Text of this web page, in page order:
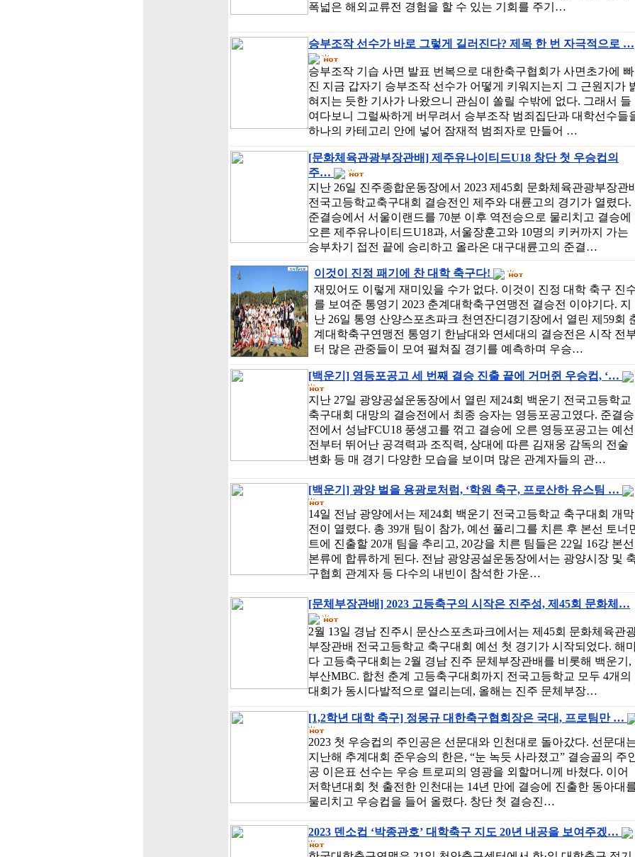
폭넓은 해외교류전 경험을 할 수 있는 기회를 주기…
승부조작 선수가 바로 그렇게 길러진다? 제목 한 번 자극적으로 …
승부조작 기습 사면 발표 번복으로 대한축구협회가 사면초가에 빠
진 지금 갑자기 승부조작 선수가 어떻게 키워지는지 그 근원지가
혀지는 듯한 기사가 나왔으니 관심이 쏠릴 수밖에 없다. 그래서 들
여다보니 그럴싸하게 버무려서 승부조작 범죄집단과 대학선수들
하나의 카테고리 안에 넣어 잠재적 범죄자로 만들어 …
[문화체육관광부장관배] 제주유나이티드U18 창단 첫 우승컵의
주…
지난 26일 진주종합운동장에서 2023 제45회 문화체육관광부장관
전국고등학교축구대회 결승전인 제주와 대륜고의 경기가 열렸다.
준결승에서 서울이랜드를 70분 이후 역전승으로 물리치고 결승에
오른 제주유나이티드U18과, 서울장훈고와 10명의 키커까지 가는
승부차기 접전 끝에 승리하고 올라온 대구대륜고의 준결…
이것이 진정 패기에 찬 대학 축구다!
재밌어도 이렇게 재미있을 수가 없다. 이것이 진정 대학 축구 진
를 보여준 통영기 2023 춘계대학축구연맹전 결승전 이야기다. 지
난 26일 통영 산양스포츠파크 천연잔디경기장에서 열린 제59회
계대학축구연맹전 통영기 한남대와 연세대의 결승전은 시작 전
터 많은 관중들이 모여 펼쳐질 경기를 예측하며 우승…
[백운기] 영등포공고 세 번째 결승 진출 끝에 거머쥔 우승컵, ‘…
지난 27일 광양공설운동장에서 열린 제24회 백운기 전국고등학교
축구대회 대망의 결승전에서 최종 승자는 영등포공고였다. 준결승
전에서 성남FCU18 풍생고를 꺾고 결승에 오른 영등포공고는 예선
전부터 뛰어난 공격력과 조직력, 상대에 따른 김재웅 감독의 전술
변화 등 매 경기 다양한 모습을 보이며 많은 관계자들의 관…
[백운기] 광양 벌을 용광로처럼, ‘학원 축구, 프로산하 유스팀 …
14일 전남 광양에서는 제24회 백운기 전국고등학교 축구대회 개막
전이 열렸다. 총 39개 팀이 참가, 예선 풀리그를 치른 후 본선 토너
트에 진출할 20개 팀을 추리고, 20강을 치른 팀들은 22일 16강 본선
본류에 합류하게 된다. 전남 광양공설운동장에서는 광양시장 및
구협회 관계자 등 다수의 내빈이 참석한 가운…
[문체부장관배] 2023 고등축구의 시작은 진주성, 제45회 문화체…
2월 13일 경남 진주시 문산스포츠파크에서는 제45회 문화체육관
부장관배 전국고등학교 축구대회 예선 첫 경기가 시작되었다. 해
다 고등축구대회는 2월 경남 진주 문체부장관배를 비롯해 백운기,
부산MBC. 합천 춘계 고등축구대회까지 전국고등학교 모두 4개의
대회가 동시다발적으로 열리는데, 올해는 진주 문체부장…
[1,2학년 대학 축구] 정몽규 대한축구협회장은 국대, 프로팀만 …
2023 첫 우승컵의 주인공은 선문대와 인천대로 돌아갔다. 선문대
지난해 추계대회 준우승의 한은, “눈 녹듯 사라졌고” 결승골의 주
공 이은표 선수는 우승 트로피의 영광을 외할머니께 바쳤다. 이어
저학년대회 첫 출전한 인천대는 14년 만에 결승에 진출한 동아대
물리치고 우승컵을 들어 올렸다. 창단 첫 결승진…
2023 덴소컵 ‘박종관호’ 대학축구 지도 20년 내공을 보여주겠…